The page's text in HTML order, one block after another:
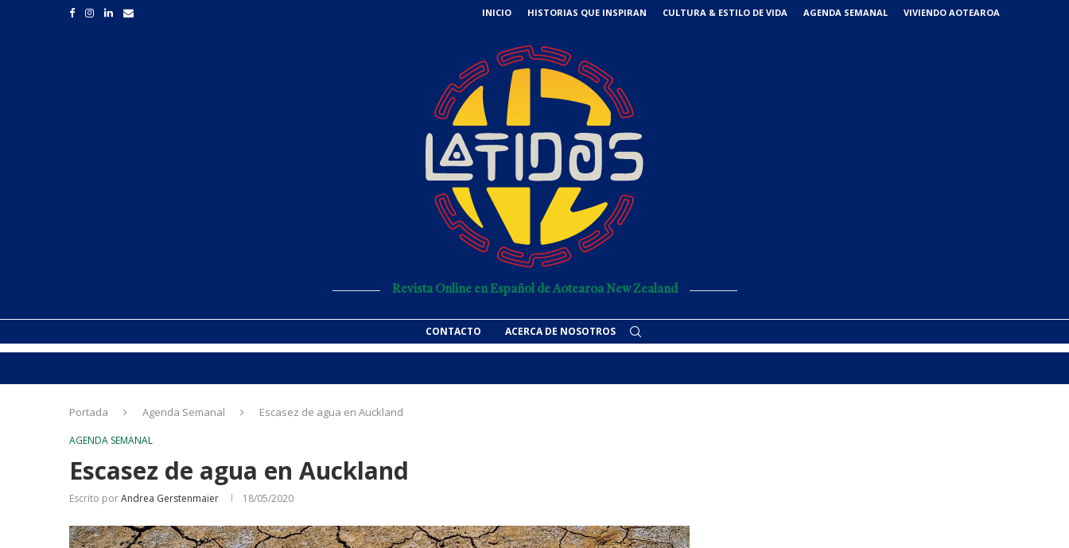
INICIO HISTORIAS QUE INSPIRAN CULTURA & ESTILO DE VIDA AGENDA SEMANAL VIVIENDO AOTEAROA
Revista Online en Español de Aotearoa New Zealand
CONTACTO ACERCA DE NOSOTROS
Portada Agenda Semanal Escasez de agua en Auckland
AGENDA SEMANAL
Escasez de agua en Auckland
Escrito porAndrea Gerstenmaier 18/05/2020